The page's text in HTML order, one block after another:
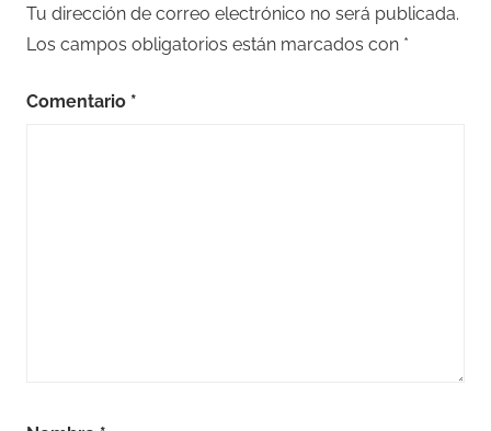
Tu dirección de correo electrónico no será publicada.
Los campos obligatorios están marcados con *
Comentario *